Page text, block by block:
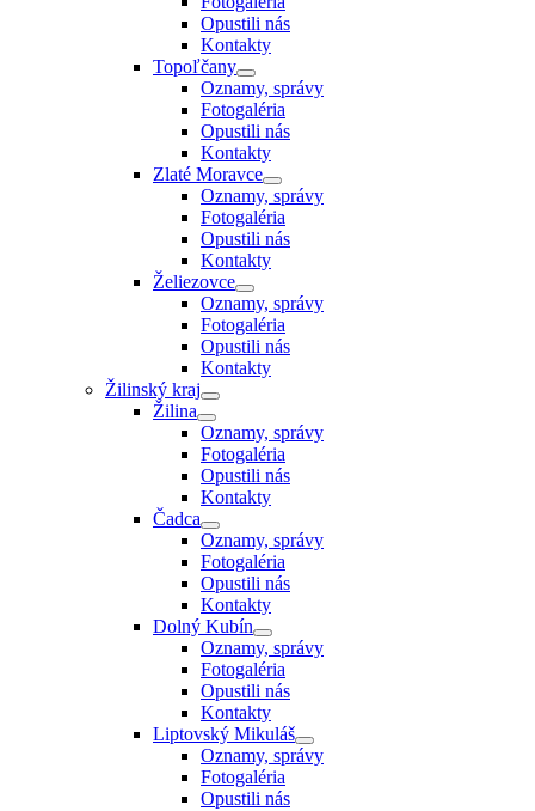
Opustili nás
Kontakty
Topoľčany
Oznamy, správy
Fotogaléria
Opustili nás
Kontakty
Zlaté Moravce
Oznamy, správy
Fotogaléria
Opustili nás
Kontakty
Želiezovce
Oznamy, správy
Fotogaléria
Opustili nás
Kontakty
Žilinský kraj
Žilina
Oznamy, správy
Fotogaléria
Opustili nás
Kontakty
Čadca
Oznamy, správy
Fotogaléria
Opustili nás
Kontakty
Dolný Kubín
Oznamy, správy
Fotogaléria
Opustili nás
Kontakty
Liptovský Mikuláš
Oznamy, správy
Fotogaléria
Opustili nás